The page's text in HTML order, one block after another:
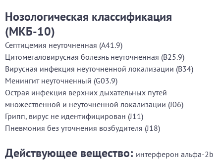
Нозологическая классификация
(МКБ-10)
Септицемия неуточненная (A41.9)
Цитомегаловирусная болезнь неуточненная (B25.9)
Вирусная инфекция неуточненной локализации (B34)
Менингит неуточненный (G03.9)
Острая инфекция верхних дыхательных путей
множественной и неуточненной локализации (J06)
Грипп, вирус не идентифицирован (J11)
Пневмония без уточнения возбудителя (J18)
Действующее вещество: интерферон альфа-2b